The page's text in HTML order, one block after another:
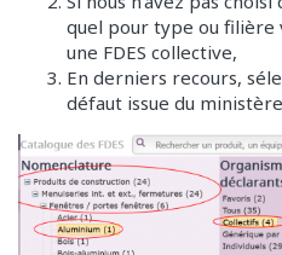
quel pour type ou filière
une FDES collective,
En derniers recours,
défaut issue du